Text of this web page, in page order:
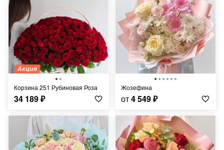
Акция
Корзина 251 Рубиновая Роза
34 189₽
Жозефина
от4 549₽